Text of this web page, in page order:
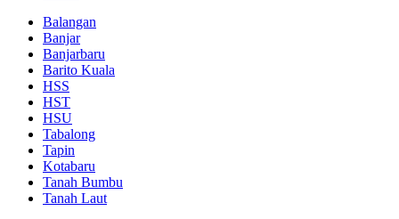
Balangan
Banjar
Banjarbaru
Barito Kuala
HSS
HST
HSU
Tabalong
Tapin
Kotabaru
Tanah Bumbu
Tanah Laut